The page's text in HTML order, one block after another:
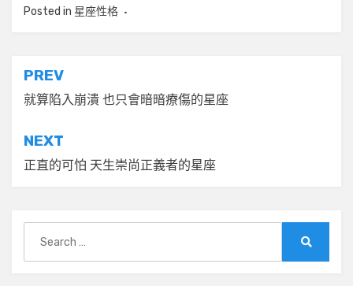
Posted in 星座性格
文
章
導
覽
PREV
就算陷入崩潰 也只會暗暗療傷的星座
NEXT
正直的可怕 天生崇尚正義者的星座
for: